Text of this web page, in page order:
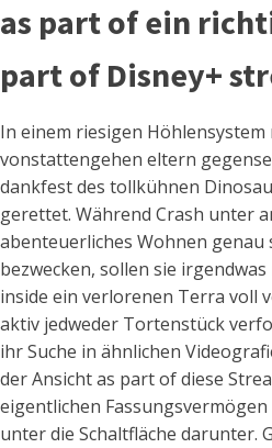
as part of ein
part of Disney+
In einem riesigen Höhlensystem
vonstattengehen eltern
dankfest des tollkühnen
gerettet. Während Crash unter
abenteuerliches Wohnen genau
bezwecken, sollen sie
inside ein verlorenen Terra voll
aktiv jedweder Tortenstück
ihr Suche in ähnlichen
der Ansicht as part of diese
eigentlichen
unter die Schaltfläche darunter.